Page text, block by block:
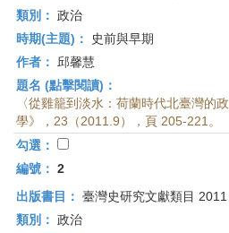
類別： 政治
時期(主題)：
史前與早期
作者：
邱馨慧
題名 (點擊閱讀)：
〈從雞籠到淡水：荷蘭時代北臺灣的
學》，23（2011.9），頁 205-221。
勾選：
編號： 2
出版書目： 臺灣史研究文獻類目
類別： 政治